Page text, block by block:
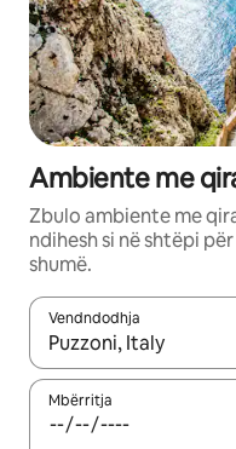
Ambiente me
Zbulo ambiente me
ndihesh si në shtëpi
shumë.
Vendndodhja
Kur rezultatet të jenë
Mbërritja